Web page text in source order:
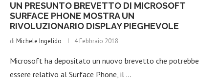
UN PRESUNTO BREVETTO DI MICROSOFT
SURFACE PHONE MOSTRA UN
RIVOLUZIONARIO DISPLAY PIEGHEVOLE
di Michele Ingelido 4 Febbraio 2018
Microsoft ha depositato un nuovo brevetto che potrebbe
essere relativo al Surface Phone, il …